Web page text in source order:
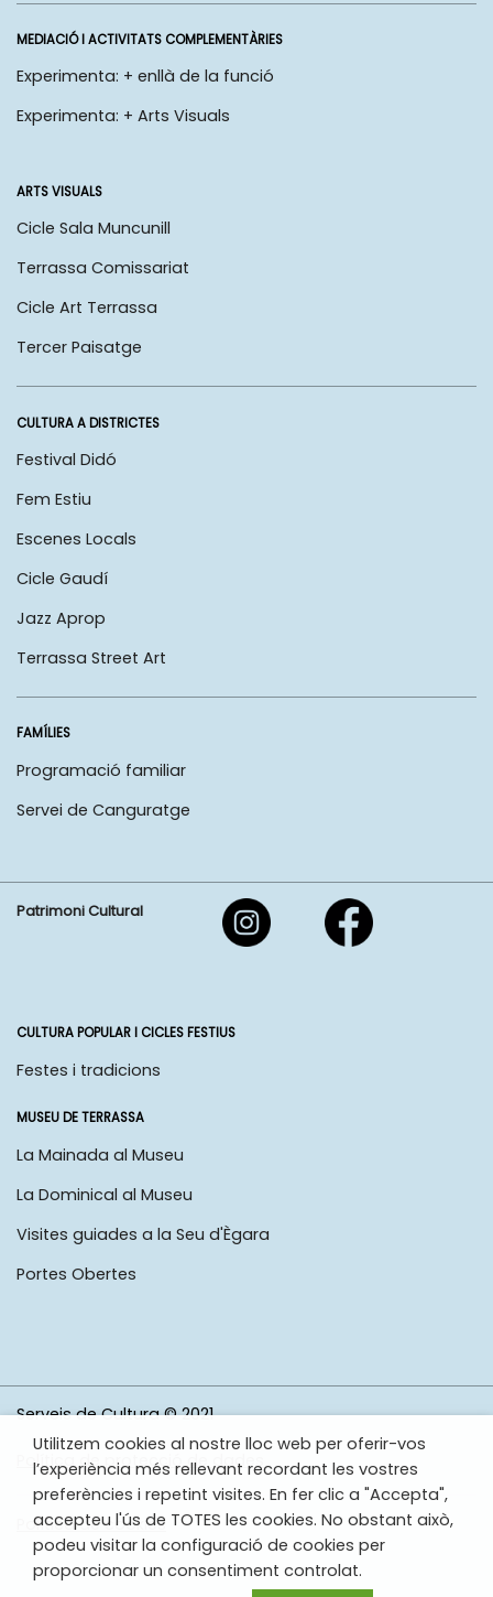
MEDIACIÓ I ACTIVITATS COMPLEMENTÀRIES
Experimenta: + enllà de la funció
Experimenta: + Arts Visuals
ARTS VISUALS
Cicle Sala Muncunill
Terrassa Comissariat
Cicle Art Terrassa
Tercer Paisatge
CULTURA A DISTRICTES
Festival Didó
Fem Estiu
Escenes Locals
Cicle Gaudí
Jazz Aprop
Terrassa Street Art
FAMÍLIES
Programació familiar
Servei de Canguratge
Patrimoni Cultural
CULTURA POPULAR I CICLES FESTIUS
Festes i tradicions
MUSEU DE TERRASSA
La Mainada al Museu
La Dominical al Museu
Visites guiades a la Seu d'Ègara
Portes Obertes
Serveis de Cultura © 2021
Política de protecció de dades
Política de cookies
Utilitzem cookies al nostre lloc web per oferir-vos
l’experiència més rellevant recordant les vostres
preferències i repetint visites. En fer clic a "Accepta",
accepteu l'ús de TOTES les cookies. No obstant això,
podeu visitar la configuració de cookies per
proporcionar un consentiment controlat.